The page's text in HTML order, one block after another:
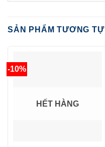
SẢN PHẨM TƯƠNG TỰ
-10%
HẾT HÀNG